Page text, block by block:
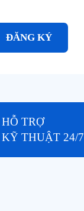
ĐĂNG KÝ
HỖ TRỢ
KỸ THUẬT 24/7